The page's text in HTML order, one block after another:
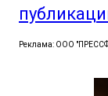
Реклама: ООО